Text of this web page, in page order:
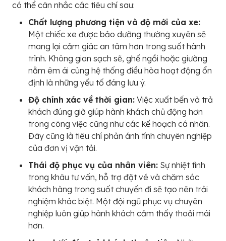
có thể cân nhắc các tiêu chí sau:
Chất lượng phương tiện và độ mới của xe:
Một chiếc xe được bảo dưỡng thường xuyên sẽ
mang lại cảm giác an tâm hơn trong suốt hành
trình. Không gian sạch sẽ, ghế ngồi hoặc giường
nằm êm ái cùng hệ thống điều hòa hoạt động ổn
định là những yếu tố đáng lưu ý.
Độ chính xác về thời gian: Việc xuất bến và trả
khách đúng giờ giúp hành khách chủ động hơn
trong công việc cũng như các kế hoạch cá nhân.
Đây cũng là tiêu chí phản ánh tính chuyên nghiệp
của đơn vị vận tải.
Thái độ phục vụ của nhân viên: Sự nhiệt tình
trong khâu tư vấn, hỗ trợ đặt vé và chăm sóc
khách hàng trong suốt chuyến đi sẽ tạo nên trải
nghiệm khác biệt. Một đội ngũ phục vụ chuyên
nghiệp luôn giúp hành khách cảm thấy thoải mái
hơn.